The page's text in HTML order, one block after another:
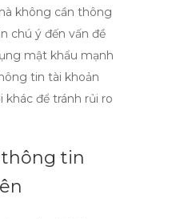
không cần thông
chú ý đến vấn đề
mật khẩu mạnh
tin tài khoản
khác để tránh rủi ro
thông tin